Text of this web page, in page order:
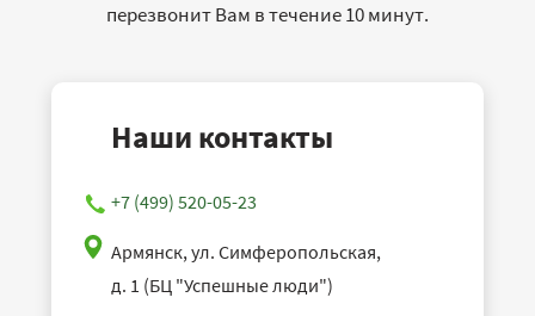
перезвонит Вам в течение 10 минут.
Наши контакты
+7 (499) 520-05-23
Армянск, ул. Симферопольская,
д. 1 (БЦ "Успешные люди")